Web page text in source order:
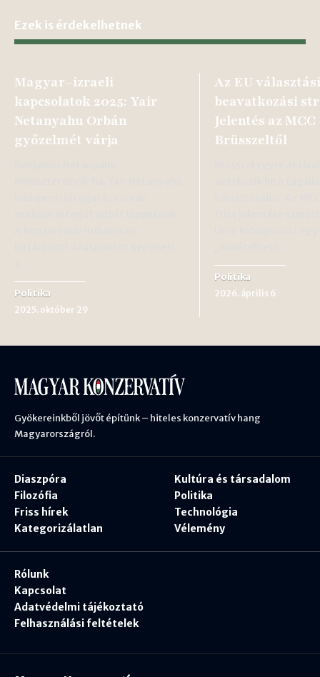
Ezek is érdekelhetnek
Magyar–izraeli
kapcsolatok 2025: Yair
Netanyahu Orbán
győzelmét várja
Politika
2025. október 29
Az EU választási
beavatkozási
Jelentés az MCC
Brüsszeltől
Politika
2026. április 6
Gyökereinkből jövőt építünk – hiteles konzervatív hang
Magyarországról.
Diaszpóra
Filozófia
Friss hírek
Kategorizálatlan
Kultúra és társadalom
Politika
Technológia
Vélemény
Rólunk
Kapcsolat
Adatvédelmi tájékoztató
Felhasználási feltételek